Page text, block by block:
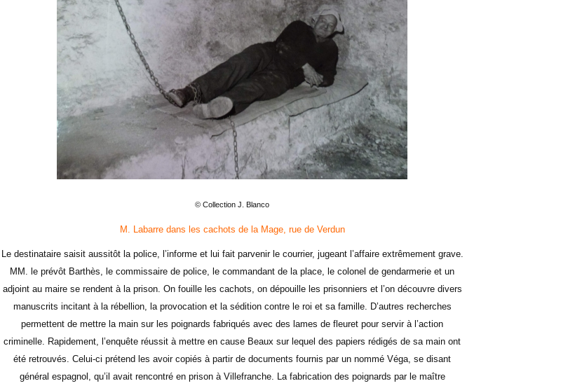
© Collection J. Blanco
M. Labarre dans les cachots de la Mage, rue de Verdun
Le destinataire saisit aussitôt la police, l’informe et lui fait parvenir le courrier, jugeant l’affaire extrêmement grave.
MM. le prévôt Barthès, le commissaire de police, le commandant de la place, le colonel de gendarmerie et un
adjoint au maire se rendent à la prison. On fouille les cachots, on dépouille les prisonniers et l’on découvre divers
manuscrits incitant à la rébellion, la provocation et la sédition contre le roi et sa famille. D’autres recherches
permettent de mettre la main sur les poignards fabriqués avec des lames de fleuret pour servir à l’action
criminelle. Rapidement, l’enquête réussit à mettre en cause Beaux sur lequel des papiers rédigés de sa main ont
été retrouvés. Celui-ci prétend les avoir copiés à partir de documents fournis par un nommé Véga, se disant
général espagnol, qu’il avait rencontré en prison à Villefranche. La fabrication des poignards par le maître